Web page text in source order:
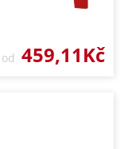
459,11Kč